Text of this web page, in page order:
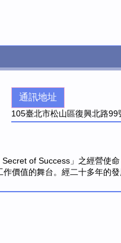
通訊地址
105臺北市松山區復興北路99
of Success」之經營使
價值的舞台。經二十多年的